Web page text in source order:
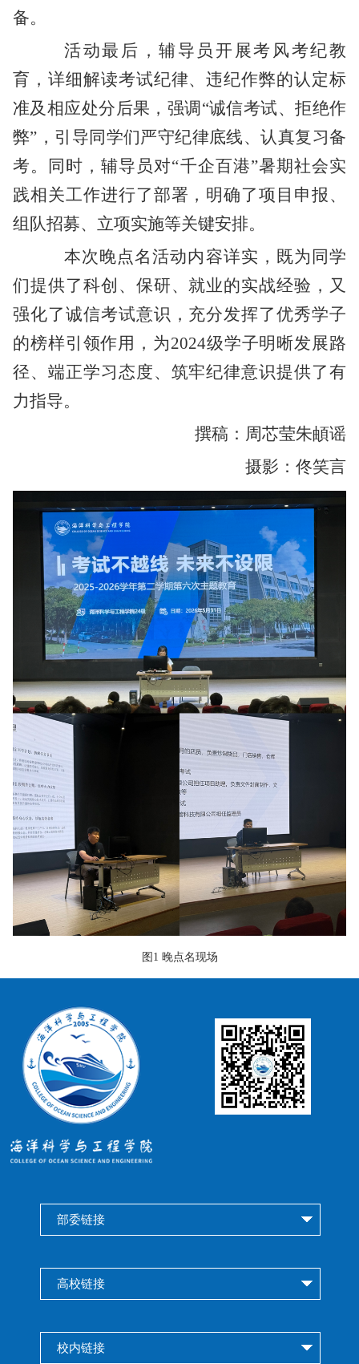
备。
活动最后，辅导员开展考风考纪教
育，详细解读考试纪律、违纪作弊的认定标
准及相应处分后果，强调“诚信考试、拒绝作
弊”，引导同学们严守纪律底线、认真复习备
考。同时，辅导员对“千企百港”暑期社会实
践相关工作进行了部署，明确了项目申报、
组队招募、立项实施等关键安排。
本次晚点名活动内容详实，既为同学
们提供了科创、保研、就业的实战经验，又
强化了诚信考试意识，充分发挥了优秀学子
的榜样引领作用，为2024级学子明晰发展路
径、端正学习态度、筑牢纪律意识提供了有
力指导。
撰稿：周芯莹朱頔谣
摄影：佟笑言
图1 晚点名现场
部委链接
高校链接
校内链接